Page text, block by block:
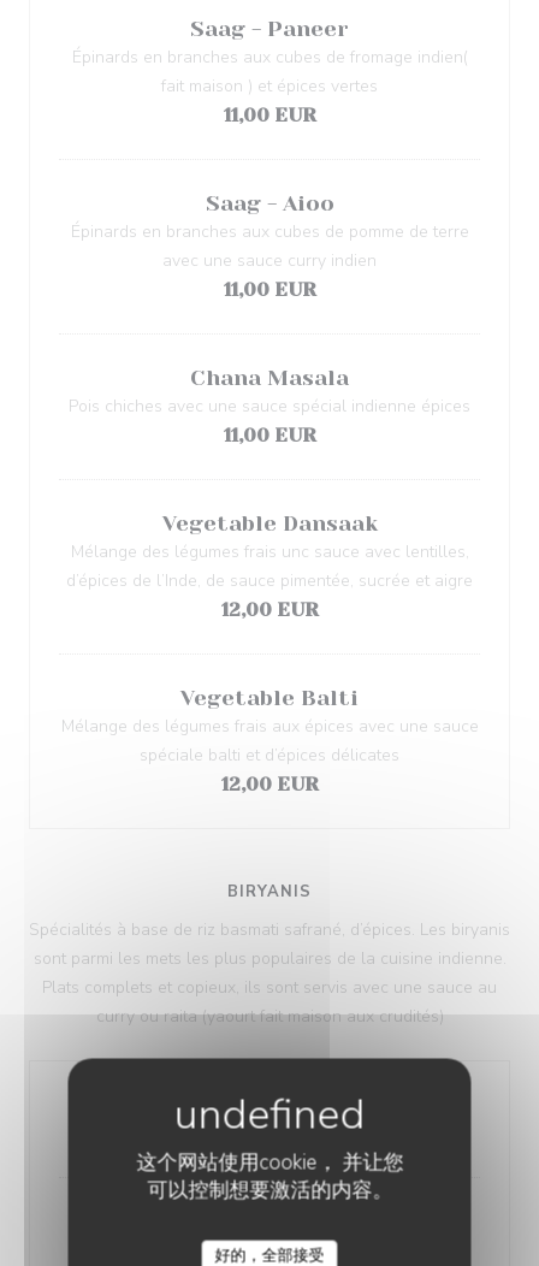
这个网站使用cookie， 并让您
可以控制想要激活的内容。
好的，全部接受
Saag - Paneer
Épinards en branches aux cubes de fromage indien(
fait maison ) et épices vertes
11,00 EUR
Saag - Aioo
Épinards en branches aux cubes de pomme de terre
avec une sauce curry indien
11,00 EUR
Chana Masala
Pois chiches avec une sauce spécial indienne épices
11,00 EUR
Vegetable Dansaak
Mélange des légumes frais unc sauce avec lentilles,
d’épices de l’Inde, de sauce pimentée, sucrée et aigre
12,00 EUR
Vegetable Balti
Mélange des légumes frais aux épices avec une sauce
spéciale balti et d’épices délicates
12,00 EUR
BIRYANIS
Spécialités à base de riz basmati safrané, d’épices. Les biryanis
sont parmi les mets les plus populaires de la cuisine indienne.
Plats complets et copieux, ils sont servis avec une sauce au
curry ou raita (yaourt fait maison aux crudités)
Biryani Végétarien
14,00 EUR
16,00 EUR